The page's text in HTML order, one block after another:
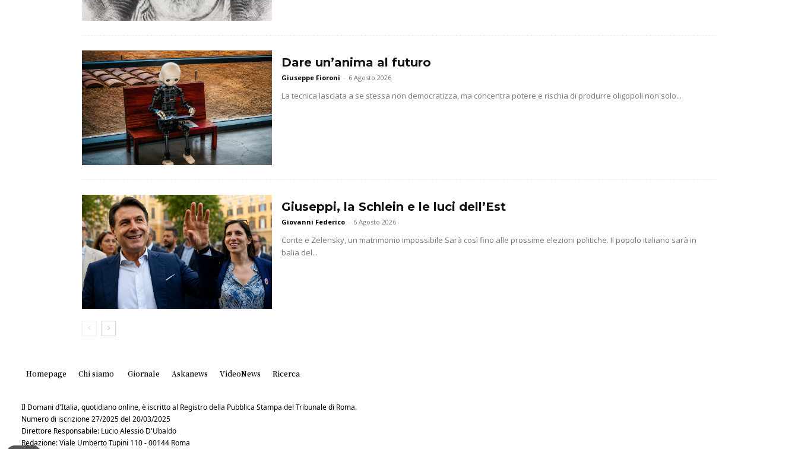
Dare un’anima al futuro
Giuseppe Fioroni - 6 Agosto 2026
La tecnica lasciata a se stessa non democratizza, ma concentra potere e rischia di produrre oligopoli non solo...
Giuseppi, la Schlein e le luci dell’Est
Giovanni Federico - 6 Agosto 2026
Conte e Zelensky, un matrimonio impossibile Sarà così fino alle prossime elezioni politiche. Il popolo italiano sarà in
balia del...
Homepage Chi siamo Giornale Askanews VideoNews Ricerca
Il Domani d'Italia, quotidiano online, è iscritto al Registro della Pubblica Stampa del Tribunale di Roma.
Numero di iscrizione 27/2025 del 20/03/2025
Direttore Responsabile: Lucio Alessio D'Ubaldo
Redazione: Viale Umberto Tupini 110 - 00144 Roma